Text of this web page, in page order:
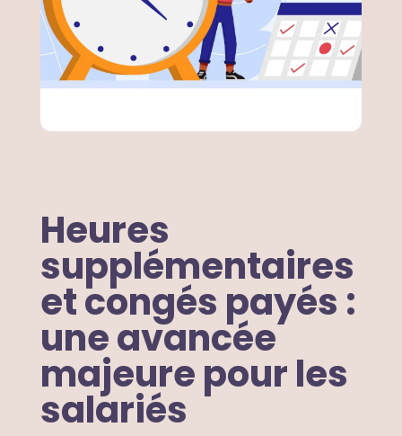
Heures
supplémentaires
et congés payés :
une avancée
majeure pour les
salariés